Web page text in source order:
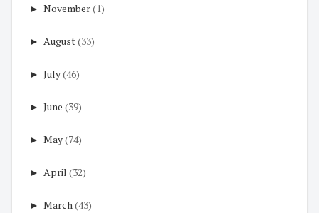
► November(1)
► August(33)
► July(46)
► June (39)
► May(74)
► April (32)
► March(43)